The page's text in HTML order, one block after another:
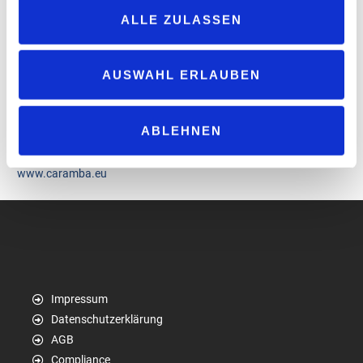
ALLE ZULASSEN
AUSWAHL ERLAUBEN
ABLEHNEN
Lösungen zu überzeugen. Das muss sich natürlich auch im
Vertriebssystem niederschlagen und das ist uns gelungen“,
Innovationsmanagement, Kampagnenplanung oder ganz neuen
Wegen der Kundenansprache entwickelt, die zukünftig Schritt für
www.caramba.eu
Impressum
Datenschutzerklärung
AGB
Compliance